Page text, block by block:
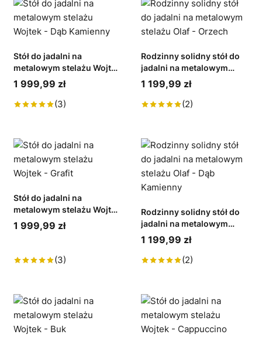
Stół do jadalni na
metalowym stelażu Wojtek
- Dąb Kamienny
1 999,99 zł
(3)
Rodzinny solidny stół do
jadalni na metalowym
stelażu Olaf - Orzech
1 199,99 zł
(2)
Stół do jadalni na
metalowym stelażu Wojtek
- Grafit
1 999,99 zł
(3)
Rodzinny solidny stół do
jadalni na metalowym
stelażu Olaf - Dąb
Kamienny
1 199,99 zł
(2)